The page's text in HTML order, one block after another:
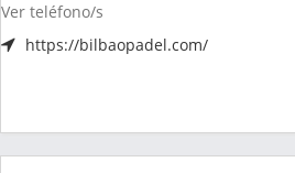
Ver teléfono/s
https://bilbaopadel.com/